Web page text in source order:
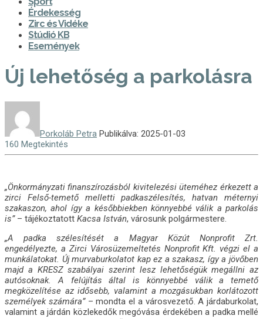
Érdekesség
Zirc és Vidéke
Stúdió KB
Események
Új lehetőség a parkolásra
Porkoláb Petra Publikálva: 2025-01-03
160 Megtekintés
„Önkormányzati finanszírozásból kivitelezési üteméhez érkezett a
zirci Felső-temető melletti padkaszélesítés,
hatvan méternyi
szakaszon, ahol így a későbbiekben könnyebbé válik a parkolás
is”– tájékoztatott Kacsa István, városunk polgármestere.
„A padka szélesítését a Magyar Közút Nonprofit Zrt.
engedélyezte, a Zirci Városüzemeltetés Nonprofit Kft. végzi el a
munkálatokat. Új murvaburkolatot kap ez a szakasz, így a jövőben
majd a KRESZ szabályai szerint lesz lehetőségük megállni az
autósoknak. A felújítás által is könnyebbé válik a temető
megközelítése az idősebb, valamint a mozgásukban korlátozott
személyek számára” – mondta el a városvezető. A járdaburkolat,
valamint a járdán közlekedők megóvása érdekében a padka mellé